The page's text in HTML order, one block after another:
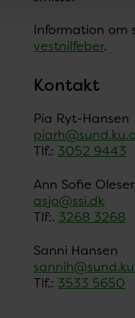
Information om
vestnilfeber.
Kontakt
Pia Ryt-Hansen
Tlf.: 3052 9443
Ann Sofie
asjo@ssi.dk
Tlf:. 3268 3268
Sanni Hansen
Tlf.: 3533 5650